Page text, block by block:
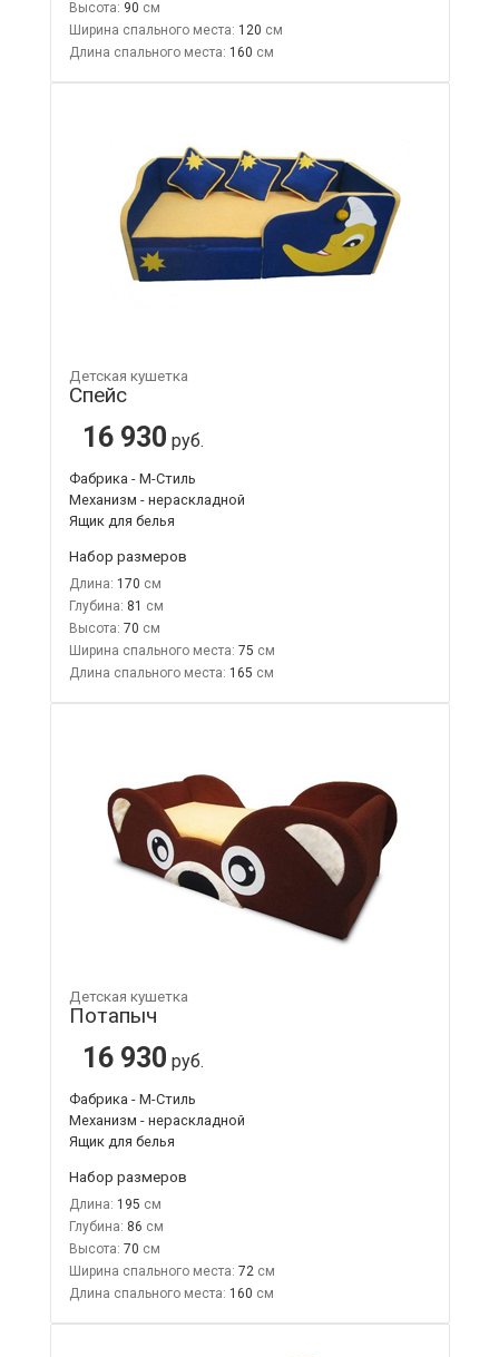
Высота: 90
Ширина спального места: 120
Длина спального места: 160
Детская кушетка
Спейс
16 930 руб.
Фабрика - М-Стиль
Механизм - нераскладной
Ящик для белья
Набор размеров
Длина: 170
Глубина: 81
Высота: 70
Ширина спального места: 75
Длина спального места: 165
Детская кушетка
Потапыч
16 930 руб.
Фабрика - М-Стиль
Механизм - нераскладной
Ящик для белья
Набор размеров
Длина: 195
Глубина: 86
Высота: 70
Ширина спального места: 72
Длина спального места: 160